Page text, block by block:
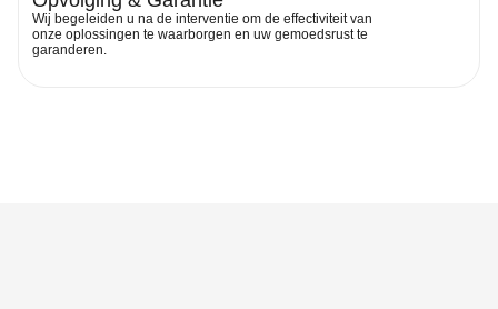
Wij begeleiden u na de interventie om de effectiviteit van
onze oplossingen te waarborgen en uw gemoedsrust te
garanderen.